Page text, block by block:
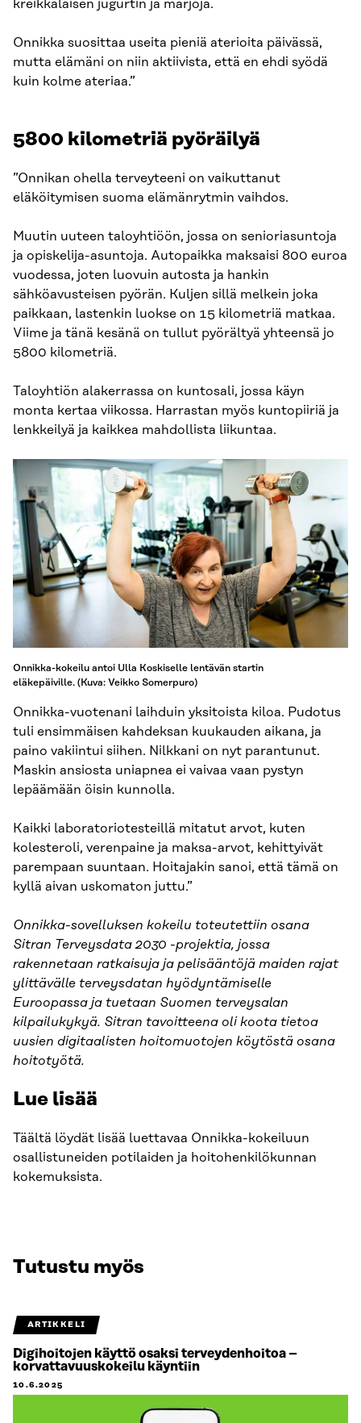
kreikkalaisen jugurtin ja marjoja.
Onnikka suosittaa useita pieniä aterioita päivässä,
mutta elämäni on niin aktiivista, että en ehdi syödä
kuin kolme ateriaa.”
5800 kilometriä pyöräilyä
”Onnikan ohella terveyteeni on vaikuttanut
eläköitymisen suoma elämänrytmin vaihdos.
Muutin uuteen taloyhtiöön, jossa on senioriasuntoja
ja opiskelija-asuntoja. Autopaikka maksaisi 800 euroa
vuodessa, joten luovuin autosta ja hankin
sähköavusteisen pyörän. Kuljen sillä melkein joka
paikkaan, lastenkin luokse on 15 kilometriä matkaa.
Viime ja tänä kesänä on tullut pyörältyä yhteensä jo
5800 kilometriä.
Taloyhtiön alakerrassa on kuntosali, jossa käyn
monta kertaa viikossa. Harrastan myös kuntopiiriä ja
lenkkeilyä ja kaikkea mahdollista liikuntaa.
Onnikka-kokeilu antoi Ulla Koskiselle lentävän startin
eläkepäiville. (Kuva: Veikko Somerpuro)
Onnikka-vuotenani laihduin yksitoista kiloa. Pudotus
tuli ensimmäisen kahdeksan kuukauden aikana, ja
paino vakiintui siihen. Nilkkani on nyt parantunut.
Maskin ansiosta uniapnea ei vaivaa vaan pystyn
lepäämään öisin kunnolla.
Kaikki laboratoriotesteillä mitatut arvot, kuten
kolesteroli, verenpaine ja maksa-arvot, kehittyivät
parempaan suuntaan. Hoitajakin sanoi, että tämä on
kyllä aivan uskomaton juttu.”
Onnikka-sovelluksen kokeilu toteutettiin osana
Sitran Terveysdata 2030 -projektia, jossa
rakennetaan ratkaisuja ja pelisääntöjä maiden rajat
ylittävälle terveysdatan hyödyntämiselle
Euroopassa ja tuetaan Suomen terveysalan
kilpailukykyä. Sitran tavoitteena oli koota tietoa
uusien digitaalisten hoitomuotojen köytöstä osana
hoitotyötä.
Lue lisää
Täältä löydät lisää luettavaa Onnikka-kokeiluun
osallistuneiden potilaiden ja hoitohenkilökunnan
kokemuksista.
Tutustu myös
ARTIKKELI
Digihoitojen käyttö osaksi terveydenhoitoa –
korvattavuuskokeilu käyntiin
10.6.2025